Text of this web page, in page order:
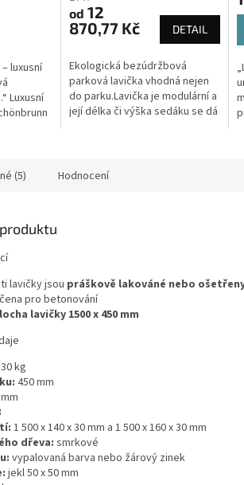
luxusní
Luxusní
od 12
870,77 Kč
DETAIL
Ekologická bezúdržbová
parková lavička vhodná nejen
do parku.Lavička je modulární a
její délka či výška sedáku se dá
(5) Hodnocení
lavičky jsou práškově lakováné nebo
pro betonování
lavičky 1500 x 450 mm
30 kg
450 mm
1 500 x 140 x 30 mm a 1 500 x 160 x 30 mm
dřeva:smrkové
vypalovaná barva nebo žárový zinek
jekl 50 x 50 mm